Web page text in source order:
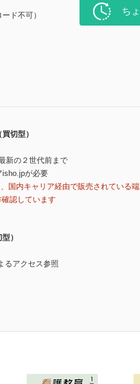
ド不可） ち
切型）
新の２世代前まで
が必要
国内キャリア経由で販売されている端
認しています
）
るアクセス参照